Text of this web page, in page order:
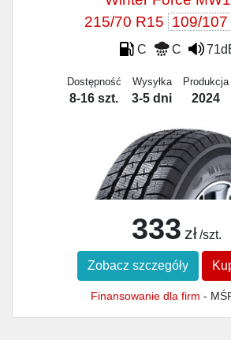
215/70 R15 109/107
C C
Dostępność
8-16 szt.
Wysyłka
3-5 dni
Produkcja
2024
333 zł /szt.
Zobacz szczegóły
Finansowanie dla firm -